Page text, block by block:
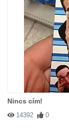
Nincs cím!
14392 0